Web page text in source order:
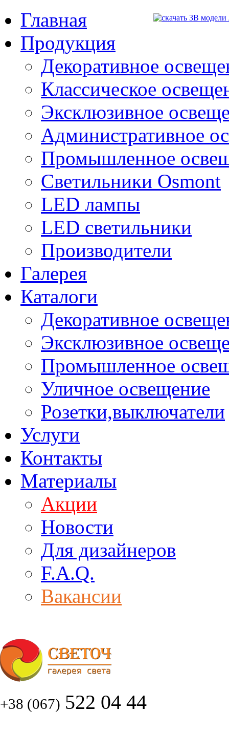
Главная
Продукция
Декоративное
Классическое
Эксклюзивное
Административное
Промышленное
Светильники Osmont
LED лампы
LED светильники
Производители
Галерея
Каталоги
Декоративное
Эксклюзивное
Промышленное
Уличное освещение
Розетки,выключатели
Услуги
Контакты
Материалы
Акции
Новости
Для дизайнеров
F.A.Q.
Вакансии
+38 (067) 522 04 44